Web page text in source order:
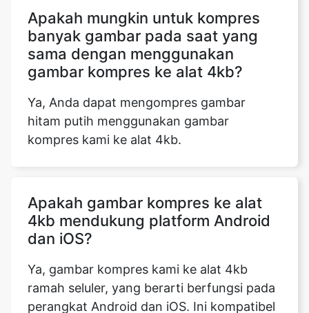
gambar kompres ke alat 4kb?
Ya, Anda dapat mengompres gambar
hitam putih menggunakan gambar
kompres kami ke alat 4kb.
Apakah gambar kompres ke alat
Ya, gambar kompres kami ke alat 4kb
ramah seluler, yang berarti berfungsi pada
perangkat Android dan iOS. Ini kompatibel
dengan semua sistem operasi. Ini
dikembangkan dengan kode dan fitur
terbaru, memungkinkan pengguna untuk